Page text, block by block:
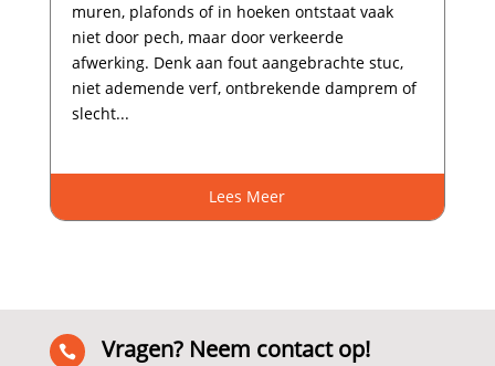
muren, plafonds of in hoeken ontstaat vaak
niet door pech, maar door verkeerde
afwerking.​ Denk aan fout aangebrachte stuc,
niet ademende verf, ontbrekende damprem of
slecht...
Lees Meer
 Vragen? Neem contact op!